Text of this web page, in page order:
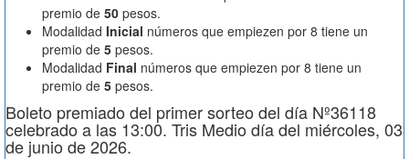
premio de 50 pesos.
Modalidad Inicial números que empiezen por 8 tiene un
premio de 5 pesos.
Modalidad Final números que empiezen por 8 tiene un
premio de 5 pesos.
Boleto premiado del primer sorteo del día Nº36118
celebrado a las 13:00. Tris Medio día del miércoles, 03
de junio de 2026.